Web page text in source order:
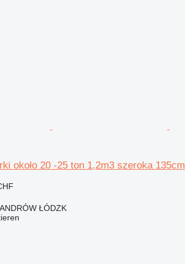
około 20 -25 ton 1,2m3 szeroka 135cm
ŁÓDZK